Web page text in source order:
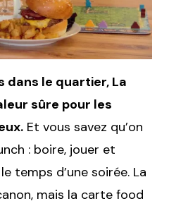
dans le quartier, La
sûre pour les
Et vous savez qu’on
: boire, jouer et
temps d’une soirée. La
mais la carte food